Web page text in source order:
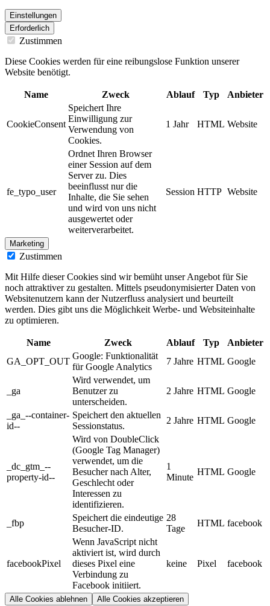
Einstellungen
Erforderlich
Zustimmen
Diese Cookies werden für eine reibungslose Funktion unserer
Website benötigt.
Name Zweck Ablauf Typ Anbieter
CookieConsent
Speichert Ihre
Einwilligung zur
Verwendung von
Cookies.
1 Jahr HTML Website
fe_typo_user
Ordnet Ihren Browser
einer Session auf dem
Server zu. Dies
beeinflusst nur die
Inhalte, die Sie sehen
und wird von uns nicht
ausgewertet oder
weiterverarbeitet.
Session HTTP Website
Marketing
Zustimmen
Mit Hilfe dieser Cookies sind wir bemüht unser Angebot für Sie
noch attraktiver zu gestalten. Mittels pseudonymisierter Daten von
Websitenutzern kann der Nutzerfluss analysiert und beurteilt
werden. Dies gibt uns die Möglichkeit Werbe- und Websiteinhalte
zu optimieren.
Name Zweck Ablauf Typ
Anbieter
GA_OPT_OUT
Google: Funktionalität
für Google Analytics
7 Jahre HTML Google
_ga
Wird verwendet, um
Benutzer zu
unterscheiden.
2 Jahre HTML Google
_ga_--container-
id--
Speichert den aktuellen
Sessionstatus.
2 Jahre HTML Google
_dc_gtm_--
property-id--
Wird von DoubleClick
(Google Tag Manager)
verwendet, um die
Besucher nach Alter,
Geschlecht oder
Interessen zu
identifizieren.
1
Minute
HTML Google
_fbp
Speichert die eindeutige
Besucher-ID.
28
Tage
HTML facebook
facebookPixel
Wenn JavaScript nicht
aktiviert ist, wird durch
dieses Pixel eine
Verbindung zu
Facebook initiiert.
keine Pixel facebook
Alle Cookies ablehnen Alle Cookies akzeptieren